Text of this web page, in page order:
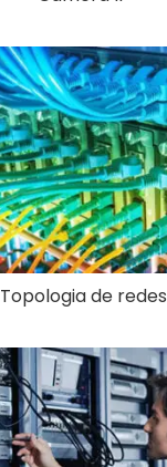
Topologia de redes